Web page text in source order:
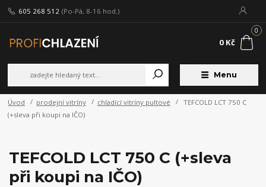
Menu
605 268 512 (Po-Pá, 8-16 hod.)
0
0 Kč
Úvod prodejní vitríny chladící vitríny pultové
TEFCOLD LCT 750 C
(+sleva při koupi na IČO)
TEFCOLD LCT 750 C (+sleva
při koupi na IČO)